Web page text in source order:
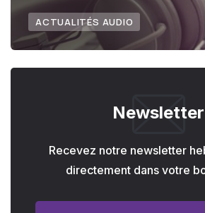
ACTUALITÉS AUDIO
Newsletter
Recevez notre newsletter
directement dans votre